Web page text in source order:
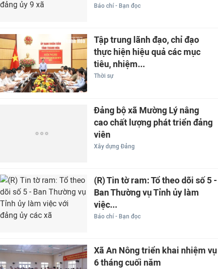
Báo chí - Bạn đọc
Tập trung lãnh đạo, chỉ đạo
thực hiện hiệu quả các mục
tiêu, nhiệm...
Thời sự
Đảng bộ xã Mường Lý nâng
cao chất lượng phát triển đảng
viên
Xây dựng Đảng
(R) Tin tờ ram: Tổ theo dõi số 5 -
Ban Thường vụ Tỉnh ủy làm
việc...
Báo chí - Bạn đọc
Xã An Nông triển khai nhiệm vụ
6 tháng cuối năm